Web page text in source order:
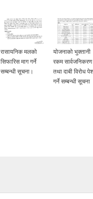
योजनाको भुक्तानी
रकम सार्वजनिकरण
तथा दाबी विरोध पेश
खानेपानी मुहान
दर्ताको प्रयोजनार्थ
३५ दिने सार्वजनिक
सूचना ।